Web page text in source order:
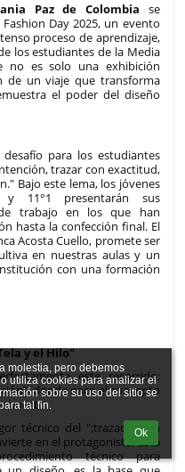
molestia, pero debemos
utiliza cookies para analizar el
sobre su uso del sitio se
Ok
Paz de Colombia se
Day 2025, un evento
proceso de aprendizaje,
los estudiantes de la Media
no es solo una exhibición
de un viaje que transforma
el poder del diseño
desafío para los estudiantes
trazar con exactitud,
Bajo este lema, los jóvenes
11°1 presentarán sus
de trabajo en los que han
hasta la confección final. El
Acosta Cuello, promete ser
en nuestras aulas y un
con una formación
y el Hilo"
este recorrido:
donde nace el concepto
boceto.
técnico del ";trazado con
en el protagonista. Esta
técnico para